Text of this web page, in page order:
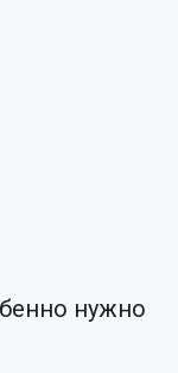
нужно